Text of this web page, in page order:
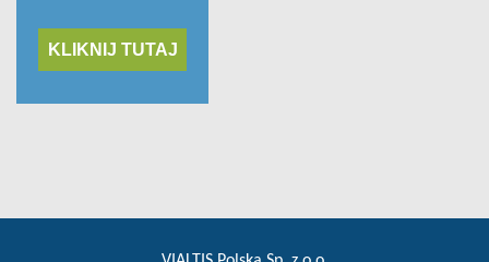
KLIKNIJ TUTAJ